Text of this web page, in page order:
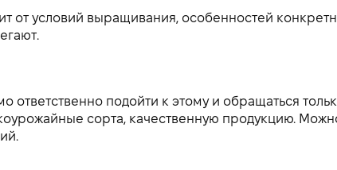
от условий выращивания, особенностей
ответственно подойти к этому и обращаться
сорта, качественную продукцию.